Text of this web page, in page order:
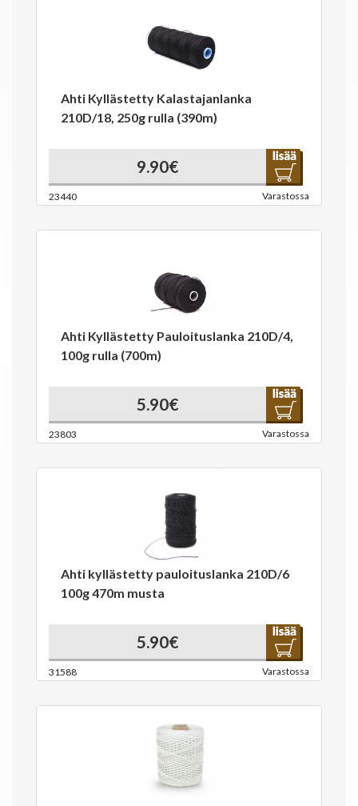
Ahti Kyllästetty Kalastajanlanka
210D/18, 250g rulla (390m)
9.90€
23440 Varastossa
Ahti Kyllästetty Pauloituslanka 210D/4,
100g rulla (700m)
5.90€
23803 Varastossa
Ahti kyllästetty pauloituslanka 210D/6
100g 470m musta
5.90€
31588 Varastossa